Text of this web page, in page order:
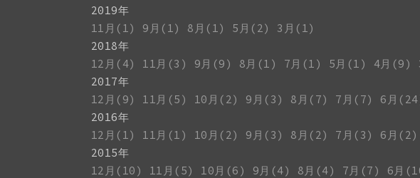
2019年
11月(1)
9月(1) 8月(1) 5月(2)
3月(1)
2018年
12月(4)
11月(3) 9月(9) 8月(1) 7月(1) 5月(1) 4月(9)
2017年
12月(9)
11月(5) 10月(2) 9月(3) 8月(7) 7月(7) 6月
2016年
12月(1)
11月(1) 10月(2) 9月(3) 8月(2) 7月(3) 6月(2)
2015年
12月(10)
11月(5) 10月(6) 9月(4) 8月(4) 7月(7) 6月